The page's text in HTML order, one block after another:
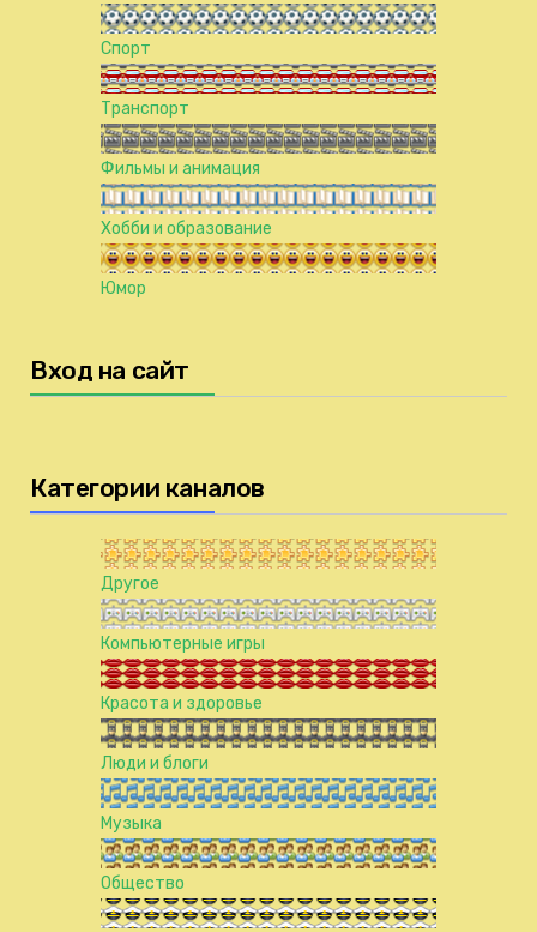
Спорт
Транспорт
Фильмы и анимация
Хобби и образование
Юмор
Вход на сайт
Категории каналов
Другое
Компьютерные игры
Красота и здоровье
Люди и блоги
Музыка
Общество